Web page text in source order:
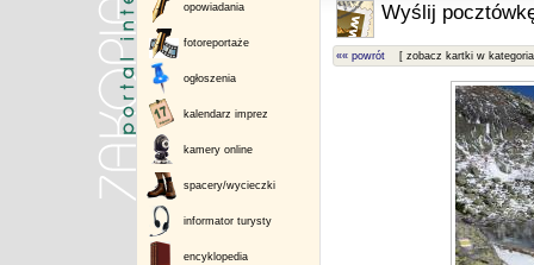
opowiadania
fotoreportaże
ogłoszenia
kalendarz imprez
kamery online
spacery/wycieczki
informator turysty
encyklopedia
Wyślij
«« powrót [ zobacz kartki w